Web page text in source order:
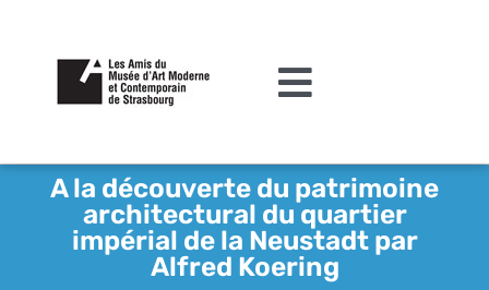
contenu
Toggle
L’association
Agenda
A la découverte du patrimoine
architectural du quartier
impérial de la Neustadt par
Alfred Koering